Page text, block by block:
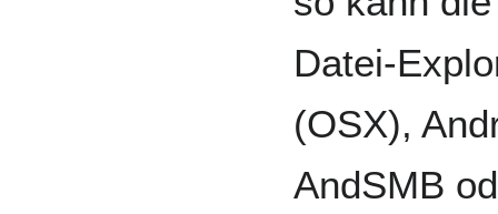
Datei-
(OSX),
AndSMB